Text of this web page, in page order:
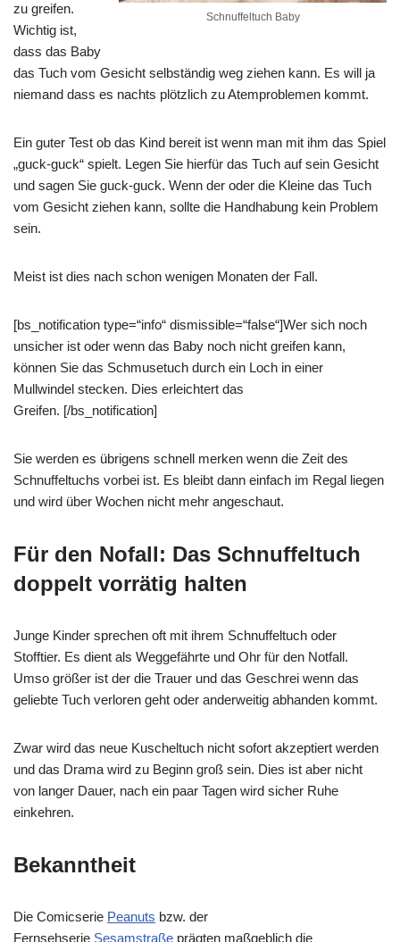
Schnuffeltuch Baby
zu greifen.
Wichtig ist,
dass das Baby
das Tuch vom Gesicht selbständig weg ziehen kann. Es will ja
niemand dass es nachts plötzlich zu Atemproblemen kommt.
Ein guter Test ob das Kind bereit ist wenn man mit ihm das Spiel
„guck-guck“ spielt. Legen Sie hierfür das Tuch auf sein Gesicht
und sagen Sie guck-guck. Wenn der oder die Kleine das Tuch
vom Gesicht ziehen kann, sollte die Handhabung kein Problem
sein.
Meist ist dies nach schon wenigen Monaten der Fall.
[bs_notification type=“info“ dismissible=“false“]Wer sich noch
unsicher ist oder wenn das Baby noch nicht greifen kann,
können Sie das Schmusetuch durch ein Loch in einer
Mullwindel stecken. Dies erleichtert das
Greifen. [/bs_notification]
Sie werden es übrigens schnell merken wenn die Zeit des
Schnuffeltuchs vorbei ist. Es bleibt dann einfach im Regal liegen
und wird über Wochen nicht mehr angeschaut.
Für den Nofall: Das Schnuffeltuch
doppelt vorrätig halten
Junge Kinder sprechen oft mit ihrem Schnuffeltuch oder
Stofftier. Es dient als Weggefährte und Ohr für den Notfall.
Umso größer ist der die Trauer und das Geschrei wenn das
geliebte Tuch verloren geht oder anderweitig abhanden kommt.
Zwar wird das neue Kuscheltuch nicht sofort akzeptiert werden
und das Drama wird zu Beginn groß sein. Dies ist aber nicht
von langer Dauer, nach ein paar Tagen wird sicher Ruhe
einkehren.
Bekanntheit
Die Comicserie Peanuts bzw. der
Fernsehserie Sesamstraße prägten maßgeblich die